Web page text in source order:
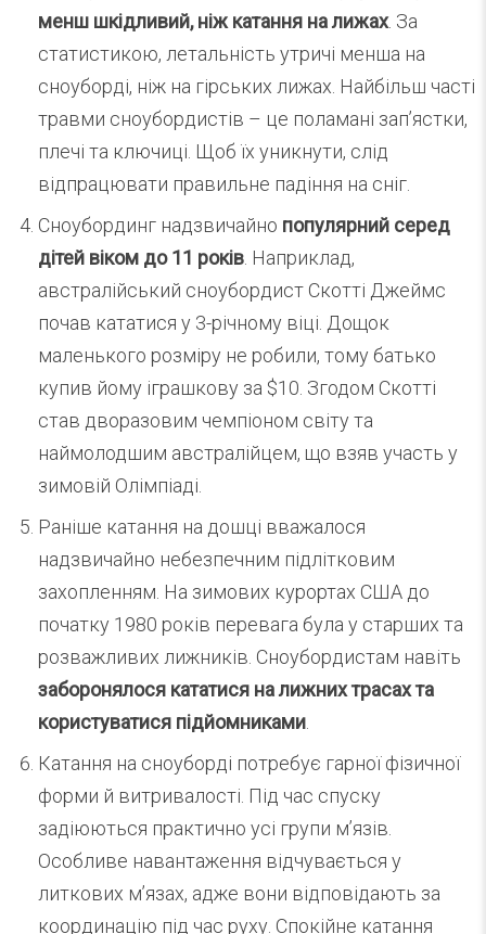
менш шкідливий, ніж катання на лижах. За
статистикою, летальність утричі менша на
сноуборді, ніж на гірських лижах. Найбільш часті
травми сноубордистів – це поламані зап’ястки,
плечі та ключиці. Щоб їх уникнути, слід
відпрацювати правильне падіння на сніг.
Сноубординг надзвичайно популярний серед
дітей віком до 11 років. Наприклад,
австралійський сноубордист Скотті Джеймс
почав кататися у 3-річному віці. Дощок
маленького розміру не робили, тому батько
купив йому іграшкову за $10. Згодом Скотті
став дворазовим чемпіоном світу та
наймолодшим австралійцем, що взяв участь у
зимовій Олімпіаді.
Раніше катання на дошці вважалося
надзвичайно небезпечним підлітковим
захопленням. На зимових курортах США до
початку 1980 років перевага була у старших та
розважливих лижників. Сноубордистам навіть
заборонялося кататися на лижних трасах та
користуватися підйомниками.
Катання на сноуборді потребує гарної фізичної
форми й витривалості. Під час спуску
задіюються практично усі групи м’язів.
Особливе навантаження відчувається у
литкових м’язах, адже вони відповідають за
координацію під час руху. Спокійне катання